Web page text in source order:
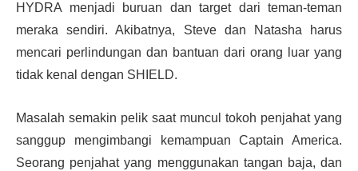
HYDRA menjadi buruan dan target dari teman-teman
meraka sendiri. Akibatnya, Steve dan Natasha harus
mencari perlindungan dan bantuan dari orang luar yang
tidak kenal dengan SHIELD.
Masalah semakin pelik saat muncul tokoh penjahat yang
sanggup mengimbangi kemampuan Captain America.
Seorang penjahat yang menggunakan tangan baja, dan